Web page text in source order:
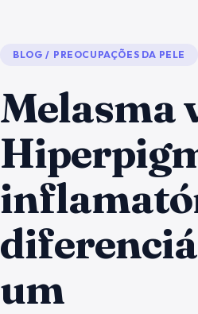
BLOG / PREOCUPAÇÕES DA PELE
Melasma
um